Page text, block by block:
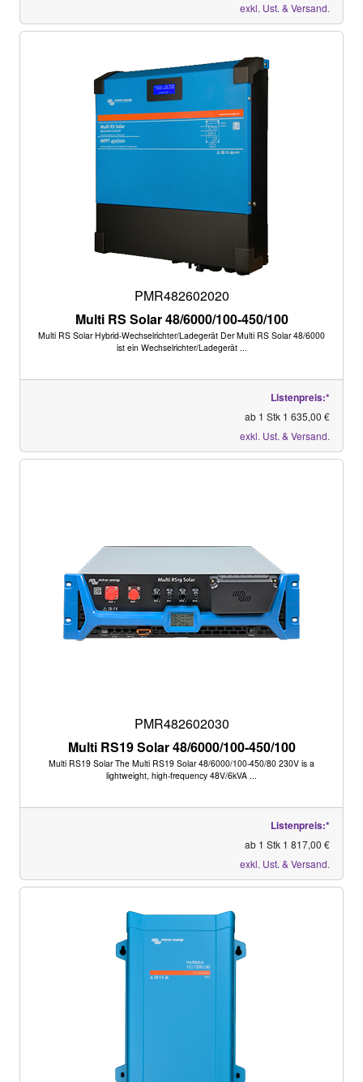
exkl. Ust. & Versand.
PMR482602020
Multi RS Solar 48/6000/100-450/100
Multi RS Solar Hybrid-Wechselrichter/Ladegerät Der Multi RS Solar 48/6000
ist ein Wechselrichter/Ladegerät ...
Listenpreis:*
ab 1 Stk 1 635,00 €
exkl. Ust. & Versand.
PMR482602030
Multi RS19 Solar 48/6000/100-450/100
Multi RS19 Solar The Multi RS19 Solar 48/6000/100-450/80 230V is a
lightweight, high-frequency 48V/6kVA ...
Listenpreis:*
ab 1 Stk 1 817,00 €
exkl. Ust. & Versand.